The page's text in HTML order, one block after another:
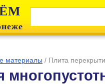
материалы / Плита